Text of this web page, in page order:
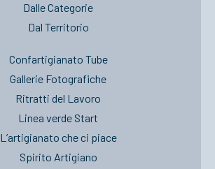
Dalle Categorie
Dal Territorio
Confartigianato Tube
Gallerie Fotografiche
Ritratti del Lavoro
Linea verde Start
L’artigianato che ci piace
Spirito Artigiano